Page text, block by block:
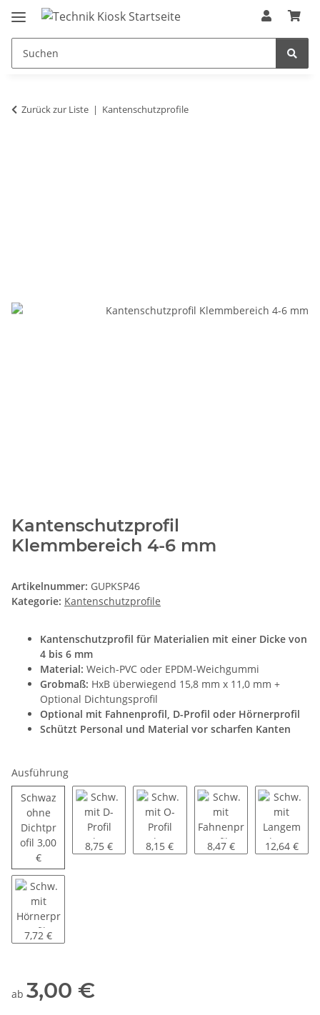
Zurück zur Liste Kantenschutzprofile
Kantenschutzprofil
Klemmbereich 4-6 mm
Artikelnummer: GUPKSP46
Kategorie: Kantenschutzprofile
Kantenschutzprofil für Materialien mit einer Dicke von
4 bis 6 mm
Material: Weich-PVC oder EPDM-Weichgummi
Grobmaß: HxB überwiegend 15,8 mm x 11,0 mm +
Optional Dichtungsprofil
Optional mit Fahnenprofil, D-Profil oder Hörnerprofil
Schützt Personal und Material vor scharfen Kanten
Ausführung
Schwaz
ohne
Dichtpr
ofilSchwaz ohne Dichtprofil
3,00
€
Schw. mit D-Profil oben (DPO)
8,75 € Schw. mit O-Profil oben (OPO)
8,15 € Schw. mit Fahnenprofil
8,47 € Schw. mit
12,64 €
Schw. mit Hörnerprofil seitlich (HPS)
7,72 €
ab 3,00 €